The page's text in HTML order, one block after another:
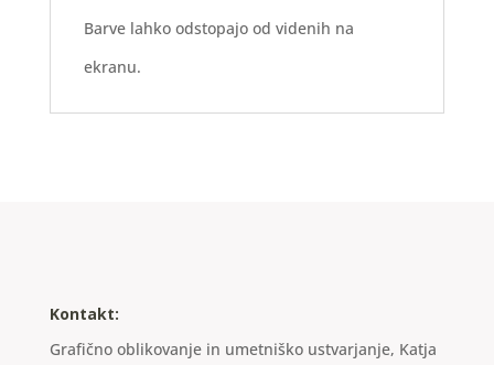
Barve lahko odstopajo od videnih na
ekranu.
Kontakt:
Grafično oblikovanje in umetniško ustvarjanje, Katja